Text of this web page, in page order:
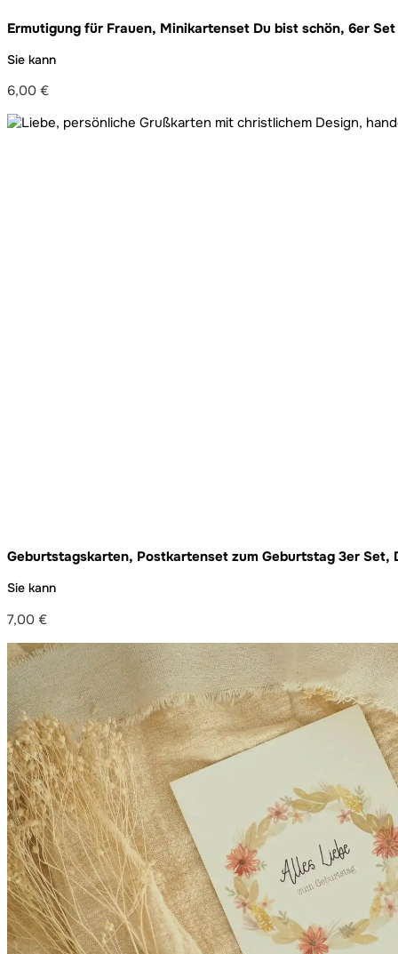
Ermutigung für Frauen, Minikartenset Du bist schön, 6er Set
Sie kann
6,00 €
Geburtstagskarten, Postkartenset zum Geburtstag 3er Set,
Sie kann
7,00 €